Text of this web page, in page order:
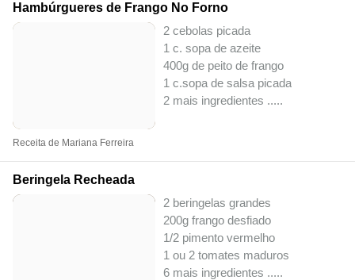
Hambúrgueres de Frango No Forno
2 cebolas picada
1 c. sopa de azeite
400g de peito de frango
1 c.sopa de salsa picada
2 mais ingredientes .....
Receita de Mariana Ferreira
Beringela Recheada
2 beringelas grandes
200g frango desfiado
1/2 pimento vermelho
1 ou 2 tomates maduros
6 mais ingredientes .....